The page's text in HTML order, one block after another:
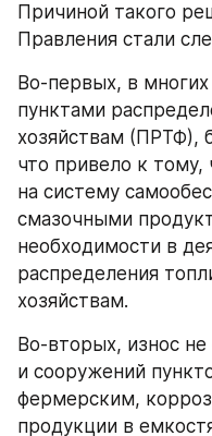
Причиной такого
Правления стали
Во-первых, в
пунктами
хозяйствам (ПРТФ),
что привело к
на систему
смазочными
необходимости в
распределения
хозяйствам.
Во-вторых, износ
и сооружений
фермерским,
продукции в